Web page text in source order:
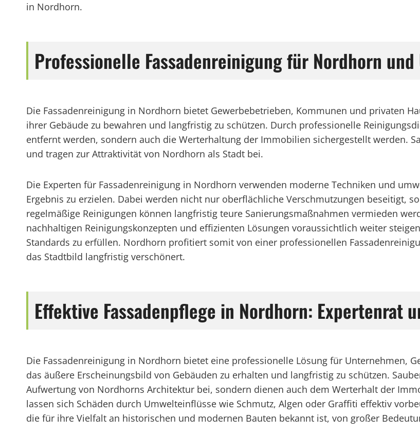
in Nordhorn.
Professionelle Fassadenreinigung für Nordhorn
Die Fassadenreinigung in Nordhorn bietet Gewerbebetrieben, Kommunen und privaten
ihrer Gebäude zu bewahren und langfristig zu schützen. Durch professionelle
entfernt werden, sondern auch die Werterhaltung der Immobilien sichergestellt werden.
und tragen zur Attraktivität von Nordhorn als Stadt bei.
Die Experten für Fassadenreinigung in Nordhorn verwenden moderne Techniken und
Ergebnis zu erzielen. Dabei werden nicht nur oberflächliche Verschmutzungen beseitigt,
regelmäßige Reinigungen können langfristig teure Sanierungsmaßnahmen vermieden
nachhaltigen Reinigungskonzepten und effizienten Lösungen voraussichtlich weiter
Standards zu erfüllen. Nordhorn profitiert somit von einer professionellen
das Stadtbild langfristig verschönert.
Effektive Fassadenpflege in Nordhorn: Expertenrat
Die Fassadenreinigung in Nordhorn bietet eine professionelle Lösung für Unternehmen,
das äußere Erscheinungsbild von Gebäuden zu erhalten und langfristig zu schützen.
Aufwertung von Nordhorns Architektur bei, sondern dienen auch dem Werterhalt der
lassen sich Schäden durch Umwelteinflüsse wie Schmutz, Algen oder Graffiti effektiv
die für ihre Vielfalt an historischen und modernen Bauten bekannt ist, von großer